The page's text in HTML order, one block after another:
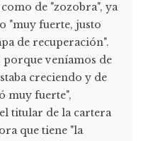
de "zozobra", ya
"muy fuerte, justo
de recuperación".
porque veníamos de
creciendo y de
muy fuerte",
titular de la cartera
que tiene "la